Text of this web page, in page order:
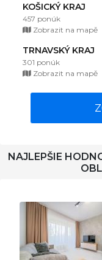
KOŠICKÝ KRAJ
457 ponúk
Zobrazit na mapě
TRNAVSKÝ KRAJ
301 ponúk
Zobrazit na mapě
NAJLEPŠIE